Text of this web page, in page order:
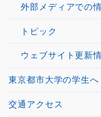
外部メディアでの
トピック
ウェブサイト更新
東京都市大学の学生へ
交通アクセス